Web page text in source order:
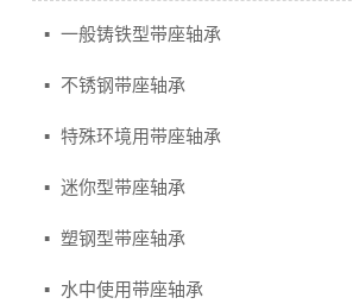
一般铸铁型带座轴承
不锈钢带座轴承
特殊环境用带座轴承
迷你型带座轴承
塑钢型带座轴承
水中使用带座轴承